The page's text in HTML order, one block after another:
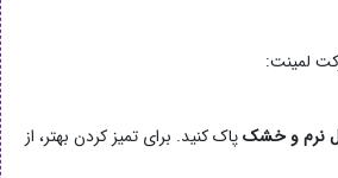
لمینت:
نرم و خشکپاک کنید. برای تمیز کردن بهتر، از